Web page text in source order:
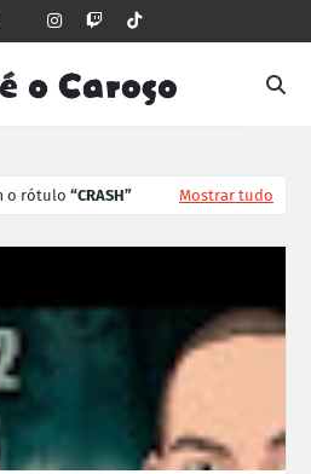
o rótulo CRASH Mostrar tudo